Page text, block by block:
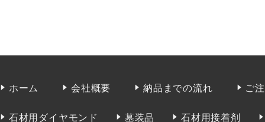
ホーム 会社概要 納品までの流れ ご
石材用ダイヤモンド 墓装品 石材用接着剤